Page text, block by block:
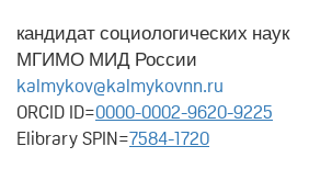
кандидат социологических наук
МГИМО МИД России
kalmykov@kalmykovnn.ru
ORCID ID=0000-0002-9620-9225
Elibrary SPIN=7584-1720